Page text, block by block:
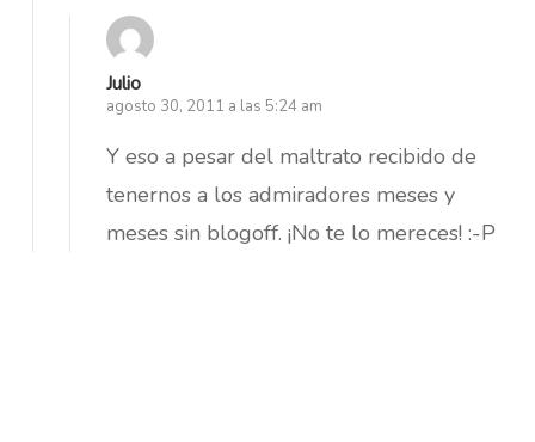
Julio
agosto 30, 2011 a las 5:24 am
Y eso a pesar del maltrato recibido de
tenernos a los admiradores meses y
meses sin blogoff. ¡No te lo mereces! :-P